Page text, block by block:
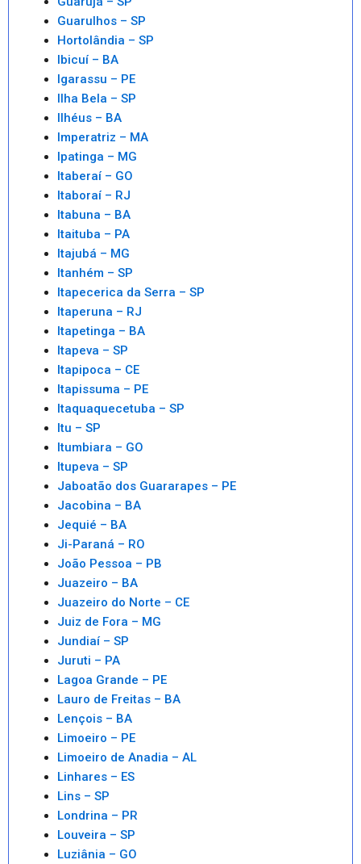
Guarulhos – SP
Hortolândia – SP
Ibicuí – BA
Igarassu – PE
Ilha Bela – SP
Ilhéus – BA
Imperatriz – MA
Ipatinga – MG
Itaberaí – GO
Itaboraí – RJ
Itabuna – BA
Itaituba – PA
Itajubá – MG
Itanhém – SP
Itapecerica da Serra – SP
Itaperuna – RJ
Itapetinga – BA
Itapeva – SP
Itapipoca – CE
Itapissuma – PE
Itaquaquecetuba – SP
Itu – SP
Itumbiara – GO
Itupeva – SP
Jaboatão dos Guararapes – PE
Jacobina – BA
Jequié – BA
Ji-Paraná – RO
João Pessoa – PB
Juazeiro – BA
Juazeiro do Norte – CE
Juiz de Fora – MG
Jundiaí – SP
Juruti – PA
Lagoa Grande – PE
Lauro de Freitas – BA
Lençois – BA
Limoeiro – PE
Limoeiro de Anadia – AL
Linhares – ES
Lins – SP
Londrina – PR
Louveira – SP
Luziânia – GO